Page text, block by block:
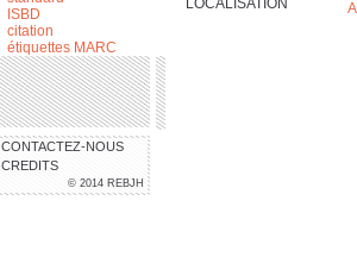
CONTACTEZ-NOUS
CREDITS
© 2014 REBJH
ISBD
citation
étiquettes MARC
LOCALISATION